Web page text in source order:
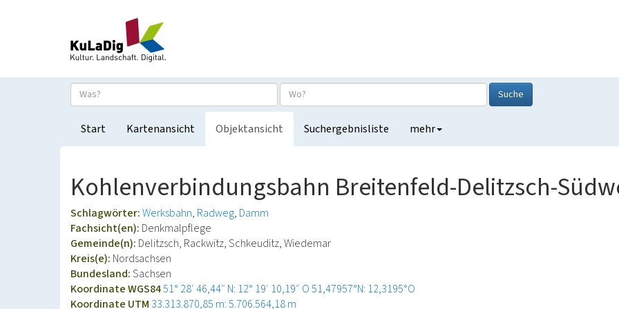
Suche
Start Kartenansicht Objektansicht Suchergebnisliste mehr
Kohlenverbindungsbahn Breitenfeld-Delitzsch-
Schlagwörter:Werksbahn Radweg Damm
Fachsicht(en): Denkmalpflege
Gemeinde(n): Delitzsch, Rackwitz, Schkeuditz, Wiedemar
Kreis(e): Nordsachsen
Bundesland:Sachsen
Koordinate WGS8451° 28′ 46,44″ N: 12° 19′ 10,19″ O51,47957°N: 12,3195°O
Koordinate UTM 33.313.870,85 m: 5.706.564,18 m